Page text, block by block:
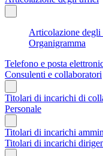
Articolazione
Organigramma
Telefono e posta
Consulenti e collaboratori
Titolari di incarichi di
Personale
Titolari di incarichi
Titolari di incarichi